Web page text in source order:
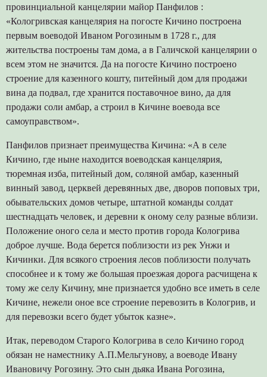
провинциальной канцелярии майор Панфилов :
«Кологривская канцелярия на погосте Кичино построена
первым воеводой Иваном Рогозиным в 1728 г., для
жительства построены там дома, а в Галичской канцелярии о
всем этом не значится. Да на погосте Кичино построено
строение для казенного кошту, питейный дом для продажи
вина да подвал, где хранится поставочное вино, да для
продажи соли амбар, а строил в Кичине воевода все
самоуправством».
Панфилов признает преимущества Кичина: «А в селе
Кичино, где ныне находится воеводская канцелярия,
тюремная изба, питейный дом, соляной амбар, казенный
винный завод, церквей деревянных две, дворов поповых три,
обывательских домов четыре, штатной команды солдат
шестнадцать человек, и деревни к оному селу разные вблизи.
Положение оного села и место против города Кологрива
доброе лучше. Вода берется поблизости из рек Унжи и
Кичинки. Для всякого строения лесов поблизости получать
способнее и к тому же большая проезжая дорога расчищена к
тому же селу Кичину, мне признается удобно все иметь в селе
Кичине, нежели оное все строение перевозить в Кологрив, и
для перевозки всего будет убыток казне».
Итак, переводом Старого Кологрива в село Кичино город
обязан не наместнику А.П.Мельгунову, а воеводе Ивану
Ивановичу Рогозину. Это сын дьяка Ивана Рогозина,